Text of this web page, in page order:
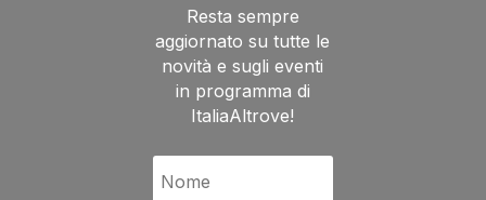
Resta sempre
aggiornato su tutte le
novità e sugli eventi
in programma di
ItaliaAltrove!